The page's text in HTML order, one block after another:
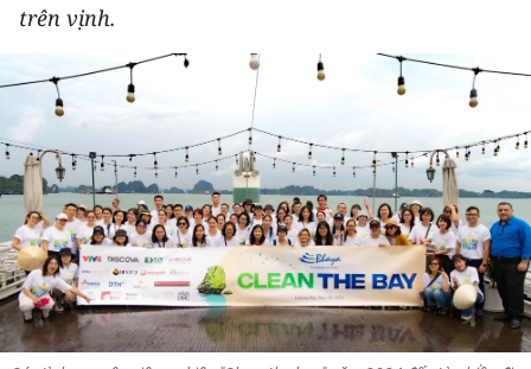
THẾ GIỚI
THỂ THAO
GIÁO DỤC
Y TẾ
KHOA HỌC - CÔNG NGHỆ
MÔI TRƯỜNG
trên vịnh.